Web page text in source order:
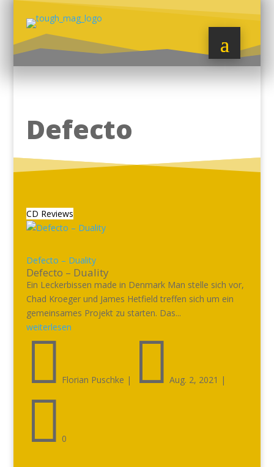
Defecto
CD Reviews
Defecto – Duality
Defecto – Duality
Ein Leckerbissen made in Denmark Man stelle sich vor,
Chad Kroeger und James Hetfield treffen sich um ein
gemeinsames Projekt zu starten. Das...
weiterlesen
 Florian Puschke |  Aug. 2, 2021 |
 0